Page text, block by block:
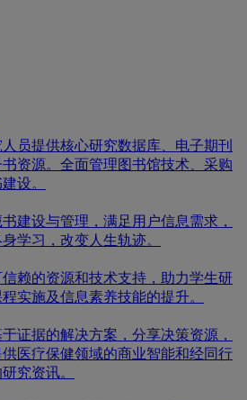
员提供核心研究数据库、电子期刊
书资源。全面管理图书馆技术、采购
设。
书建设与管理，满足用户信息需求，
学习，改变人生轨迹。
赖的资源和技术支持，助力学生研
实施及信息素养技能的提升。
证据的解决方案，分享决策资源，
供医疗保健领域的商业智能和经同行
究资讯。